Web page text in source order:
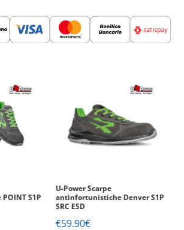
S1P
U-Power Scarpe
antinfortunistiche Denver S1P
SRC ESD
€59.90€